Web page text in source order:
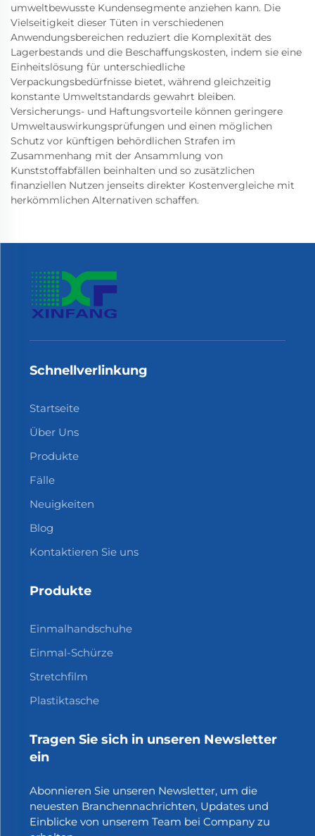
umweltbewusste Kundensegmente anziehen kann. Die
Vielseitigkeit dieser Tüten in verschiedenen
Anwendungsbereichen reduziert die Komplexität des
Lagerbestands und die Beschaffungskosten, indem sie eine
Einheitslösung für unterschiedliche
Verpackungsbedürfnisse bietet, während gleichzeitig
konstante Umweltstandards gewahrt bleiben.
Versicherungs- und Haftungsvorteile können geringere
Umweltauswirkungsprüfungen und einen möglichen
Schutz vor künftigen behördlichen Strafen im
Zusammenhang mit der Ansammlung von
Kunststoffabfällen beinhalten und so zusätzlichen
finanziellen Nutzen jenseits direkter Kostenvergleiche mit
herkömmlichen Alternativen schaffen.
Schnellverlinkung
Startseite
Über Uns
Produkte
Fälle
Neuigkeiten
Blog
Kontaktieren Sie uns
Produkte
Einmalhandschuhe
Einmal-Schürze
Stretchfilm
Plastiktasche
Tragen Sie sich in unseren Newsletter
ein
Abonnieren Sie unseren Newsletter, um die
neuesten Branchennachrichten, Updates und
Einblicke von unserem Team bei Company zu